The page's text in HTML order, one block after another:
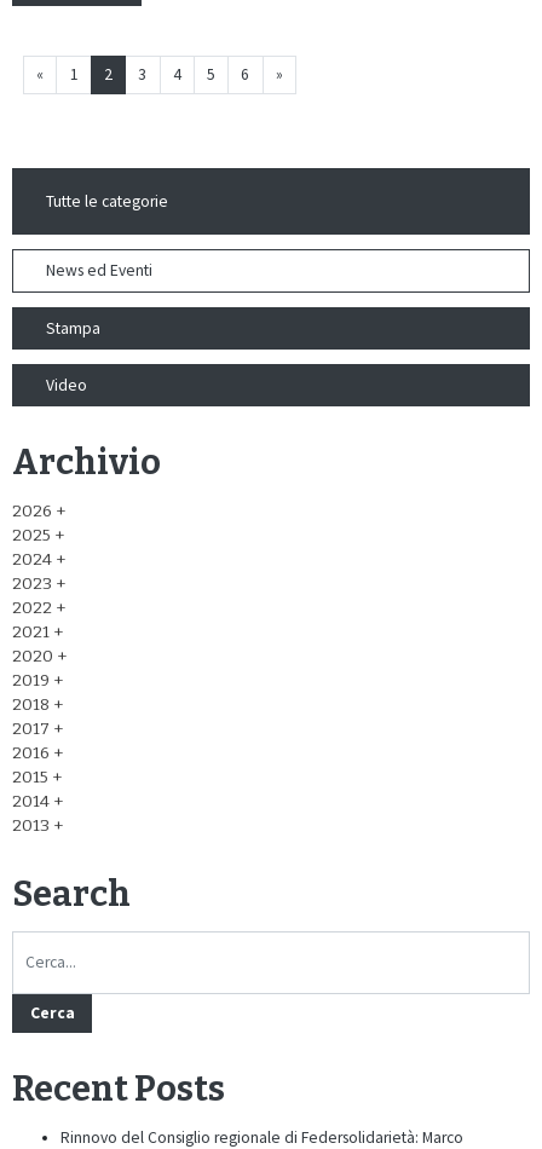
« 1 2 3 4 5 6 »
Tutte le categorie
News ed Eventi
Stampa
Video
Archivio
2026
2025
2024
2023
2022
2021
2020
2019
2018
2017
2016
2015
2014
2013
Search
Cerca
Recent Posts
Rinnovo del Consiglio regionale di Federsolidarietà: Marco